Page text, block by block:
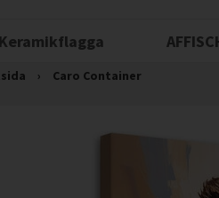
Keramikflagga
› Caro Container